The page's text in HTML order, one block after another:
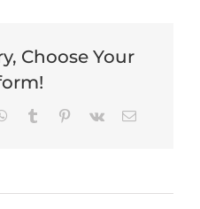
Choose Your
WhatsApp
Tumblr Pinterest
Vk Email